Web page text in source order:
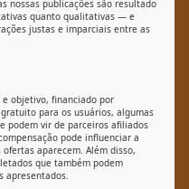
nossas publicações são resultado
quanto qualitativas — e
justas e imparciais entre as
objetivo, financiado por
para os usuários, algumas
podem vir de parceiros afiliados
pode influenciar a
aparecem. Além disso,
que também podem
apresentados.